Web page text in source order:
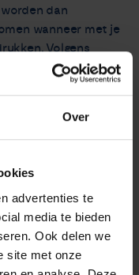
Over
advertenties te
media te bieden
Ook delen we
site met onze
dan
wanneer met je
Volgens
keer zoveel
en Europese